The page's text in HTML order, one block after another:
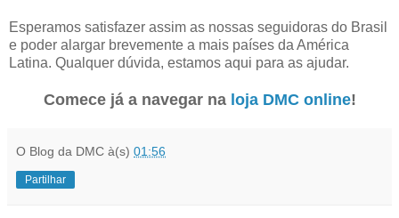
Esperamos satisfazer assim as nossas seguidoras do Brasil
e poder alargar brevemente a mais países da América
Latina. Qualquer dúvida, estamos aqui para as ajudar.
Comece já a navegar na loja DMC online!
O Blog da DMC à(s) 01:56
Partilhar